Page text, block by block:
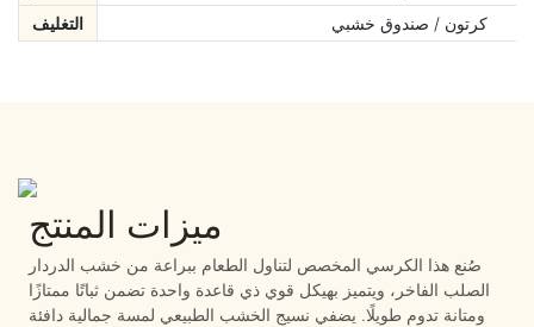
التغليف
كرتون / صندوق خشبي
ميزات المنتج
صُنع هذا الكرسي المخصص لتناول الطعام ببراعة من خشب الدردار
الصلب الفاخر، ويتميز بهيكل قوي ذي قاعدة واحدة تضمن ثباتًا ممتازًا
ومتانة تدوم طويلًا. يضفي نسيج الخشب الطبيعي لمسة جمالية دافئة